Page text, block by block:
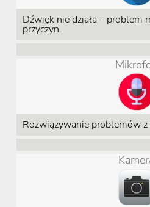
Dźwięk nie działa – problem
przyczyn.
Rozwiązywanie problemów